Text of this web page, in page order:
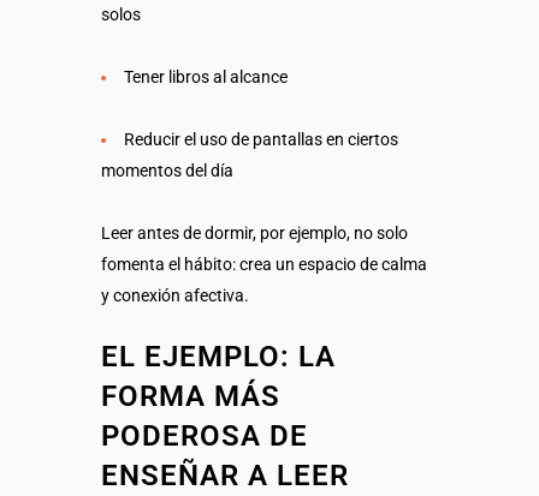
solos
Tener libros al alcance
Reducir el uso de pantallas en ciertos
momentos del día
Leer antes de dormir, por ejemplo, no solo
fomenta el hábito: crea un espacio de calma
y conexión afectiva.
EL EJEMPLO: LA
FORMA MÁS
PODEROSA DE
ENSEÑAR A LEER